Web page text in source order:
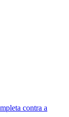
contra a